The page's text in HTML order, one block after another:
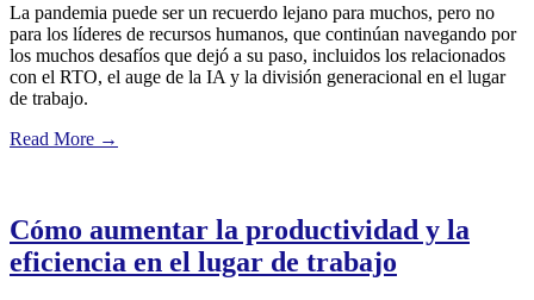
La pandemia puede ser un recuerdo lejano para muchos, pero no
para los líderes de recursos humanos, que continúan navegando por
los muchos desafíos que dejó a su paso, incluidos los relacionados
con el RTO, el auge de la IA y la división generacional en el lugar
de trabajo.
Read More →
Cómo aumentar la productividad y la
eficiencia en el lugar de trabajo